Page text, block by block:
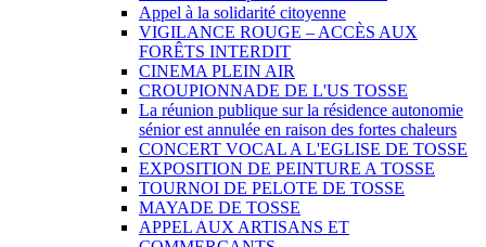
Appel à la solidarité citoyenne
VIGILANCE ROUGE – ACCÈS AUX
FORÊTS INTERDIT
CINEMA PLEIN AIR
CROUPIONNADE DE L'US TOSSE
La réunion publique sur la résidence autonomie
sénior est annulée en raison des fortes chaleurs
CONCERT VOCAL A L'EGLISE DE TOSSE
EXPOSITION DE PEINTURE A TOSSE
TOURNOI DE PELOTE DE TOSSE
MAYADE DE TOSSE
APPEL AUX ARTISANS ET